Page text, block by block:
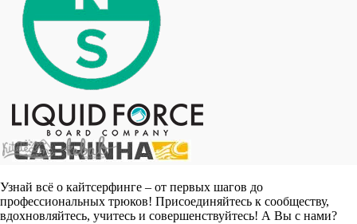
Узнай всё о кайтсерфинге – от первых шагов до
профессиональных трюков! Присоединяйтесь к сообществу,
вдохновляйтесь, учитесь и совершенствуйтесь! А Вы с нами?